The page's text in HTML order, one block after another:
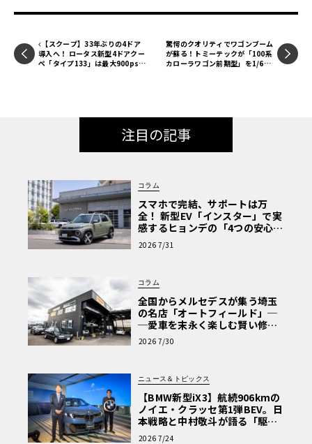
【スクープ】33年ぶりの4ドア
導入へ！ ロータス新型4ドアクー
ペ「タイプ133」は最大900psオ
驚愕のクオリティでワゴンブーム
が蘇る！トミーテックが「100系
カローラワゴン前期型」を1/64
注目の記事
コラム
スマホで完結、サポートは万
全！ 新型EV「インスター」で実
感するヒョンデの「4つの安心」
【第1回・ヒョンデ6つの疑問：
Why? Hyundai?】〈PR〉
2026 7/31
コラム
全国からメルセデスが集う埼玉
の名店「オートフィールド」─
─愛車を末永く楽しむ賢い修理
術と、プロがフックス製オイル
を選ぶ理由〈PR〉
2026 7/30
ニュース＆トピックス
【BMW新型iX3】航続906kmの
ノイエ・クラッセ第1弾BEV。日
本戦略と中村敬斗が語る「駆け
ぬける歓び」
2026 7/24